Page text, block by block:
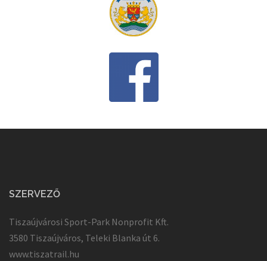
SZERVEZŐ
Tiszaújvárosi Sport-Park Nonprofit Kft.
3580 Tiszaújváros, Teleki Blanka út 6.
www.tiszatrail.hu